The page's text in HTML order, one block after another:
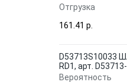
Отгрузка
161.41 p.
D53713S10033
RD1, арт.
Вероятность